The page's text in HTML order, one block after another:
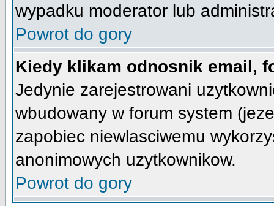
wypadku moderator lub
Powrot do gory
Kiedy klikam odnosnik email,
Jedynie zarejestrowani
wbudowany w forum system
zapobiec niewlasciwemu
anonimowych uzytkownikow.
Powrot do gory